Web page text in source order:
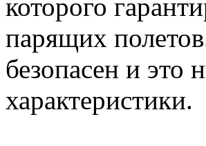
которого
парящих
безопасен и это
характеристики.